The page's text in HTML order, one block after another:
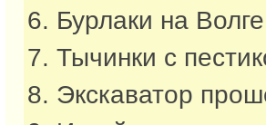
6. Бурлаки на Волге
7. Тычинки с
8. Экскаватор